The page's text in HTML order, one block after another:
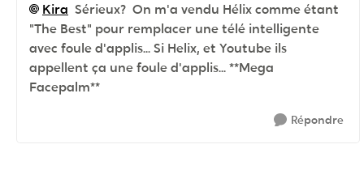
Kira Sérieux? On m'a vendu Hélix comme étant
"The Best" pour remplacer une télé intelligente
avec foule d'applis... Si Helix, et Youtube ils
appellent ça une foule d'applis... **Mega
Facepalm**
Répondre